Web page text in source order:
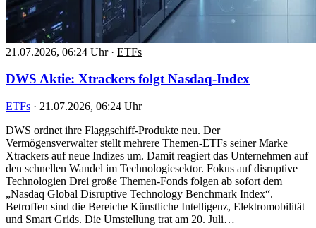
21.07.2026, 06:24 Uhr · ETFs
DWS Aktie: Xtrackers folgt Nasdaq-Index
ETFs · 21.07.2026, 06:24 Uhr
DWS ordnet ihre Flaggschiff-Produkte neu. Der
Vermögensverwalter stellt mehrere Themen-ETFs seiner Marke
Xtrackers auf neue Indizes um. Damit reagiert das Unternehmen auf
den schnellen Wandel im Technologiesektor. Fokus auf disruptive
Technologien Drei große Themen-Fonds folgen ab sofort dem
„Nasdaq Global Disruptive Technology Benchmark Index“.
Betroffen sind die Bereiche Künstliche Intelligenz, Elektromobilität
und Smart Grids. Die Umstellung trat am 20. Juli…